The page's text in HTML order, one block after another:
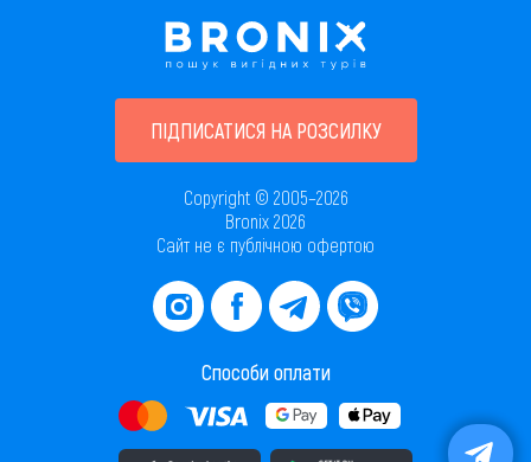
ПІДПИСАТИСЯ НА РОЗСИЛКУ
Copyright © 2005–2026
Bronix 2026
Сайт не є публічною офертою
Способи оплати
Завантажити додаток в AppStore Завантажити додаток в PlayMarket